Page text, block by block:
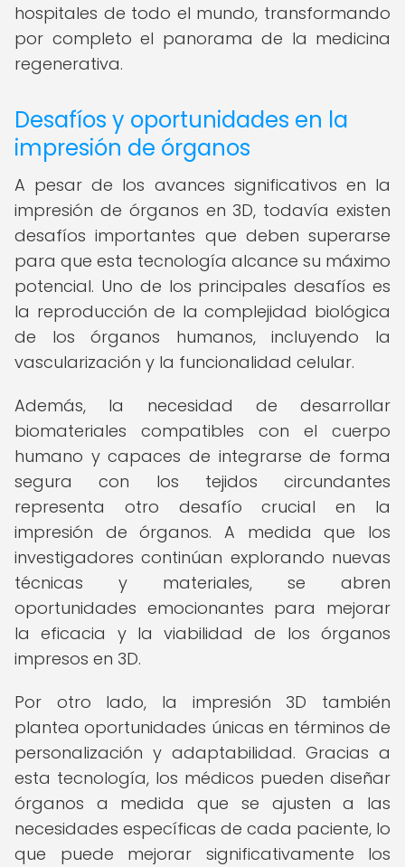
hospitales de todo el mundo, transformando
por completo el panorama de la medicina
regenerativa.
Desafíos y oportunidades en la
impresión de órganos
A pesar de los avances significativos en la
impresión de órganos en 3D, todavía existen
desafíos importantes que deben superarse
para que esta tecnología alcance su máximo
potencial. Uno de los principales desafíos es
la reproducción de la complejidad biológica
de los órganos humanos, incluyendo la
vascularización y la funcionalidad celular.
Además, la necesidad de desarrollar
biomateriales compatibles con el cuerpo
humano y capaces de integrarse de forma
segura con los tejidos circundantes
representa otro desafío crucial en la
impresión de órganos. A medida que los
investigadores continúan explorando nuevas
técnicas y materiales, se abren
oportunidades emocionantes para mejorar
la eficacia y la viabilidad de los órganos
impresos en 3D.
Por otro lado, la impresión 3D también
plantea oportunidades únicas en términos de
personalización y adaptabilidad. Gracias a
esta tecnología, los médicos pueden diseñar
órganos a medida que se ajusten a las
necesidades específicas de cada paciente, lo
que puede mejorar significativamente los